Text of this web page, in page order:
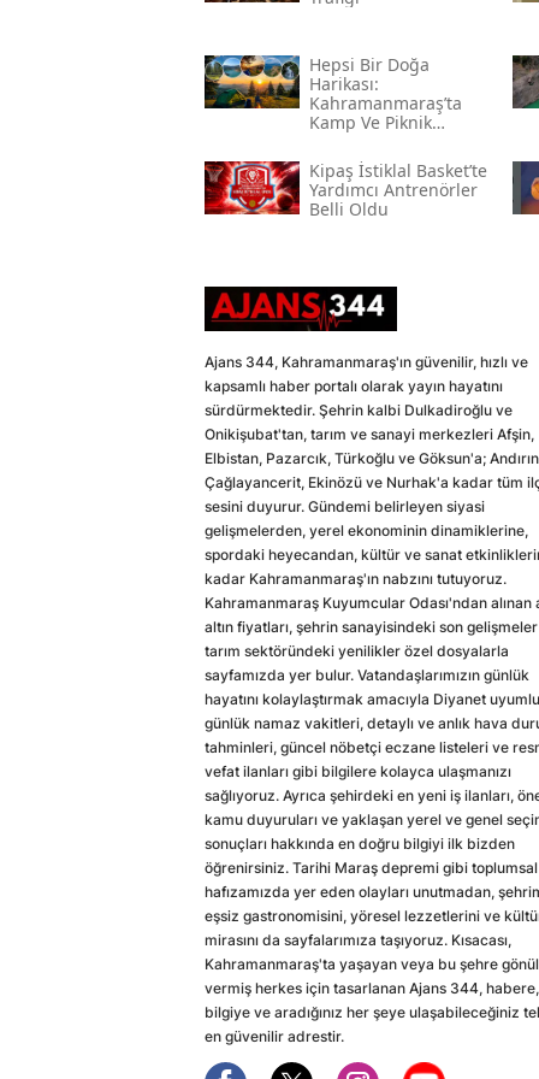
Hepsi Bir Doğa
Harikası:
Kahramanmaraş’ta
Kamp Ve Piknik
Güzel Alanlar
Kipaş İstiklal Basket’te
Yardımcı Antrenörler
Belli Oldu
Ajans 344, Kahramanmaraş'ın güvenilir, hızlı ve
kapsamlı haber portalı olarak yayın hayatını
sürdürmektedir. Şehrin kalbi Dulkadiroğlu ve
Onikişubat'tan, tarım ve sanayi merkezleri Afşin,
Elbistan, Pazarcık, Türkoğlu ve Göksun'a;
Çağlayancerit, Ekinözü ve Nurhak'a kadar tüm
sesini duyurur. Gündemi belirleyen siyasi
gelişmelerden, yerel ekonominin dinamiklerine,
spordaki heyecandan, kültür ve sanat
kadar Kahramanmaraş'ın nabzını tutuyoruz.
Kahramanmaraş Kuyumcular Odası'ndan alınan
altın fiyatları, şehrin sanayisindeki son
tarım sektöründeki yenilikler özel dosyalarla
sayfamızda yer bulur. Vatandaşlarımızın günlük
hayatını kolaylaştırmak amacıyla Diyanet uyumlu
günlük namaz vakitleri, detaylı ve anlık hava
tahminleri, güncel nöbetçi eczane listeleri ve
vefat ilanları gibi bilgilere kolayca ulaşmanızı
sağlıyoruz. Ayrıca şehirdeki en yeni iş ilanları,
kamu duyuruları ve yaklaşan yerel ve genel
sonuçları hakkında en doğru bilgiyi ilk bizden
öğrenirsiniz. Tarihi Maraş depremi gibi toplumsal
hafızamızda yer eden olayları unutmadan,
eşsiz gastronomisini, yöresel lezzetlerini ve
mirasını da sayfalarımıza taşıyoruz. Kısacası,
Kahramanmaraş'ta yaşayan veya bu şehre gönül
vermiş herkes için tasarlanan Ajans 344, habere,
bilgiye ve aradığınız her şeye ulaşabileceğiniz
en güvenilir adrestir.